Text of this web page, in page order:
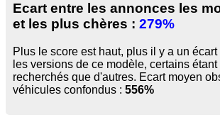
Ecart entre les annonces les
et les plus chères : 279%
Plus le score est haut, plus il y a un
les versions de ce modèle, certains
recherchés que d'autres. Ecart moyen
véhicules confondus : 556%